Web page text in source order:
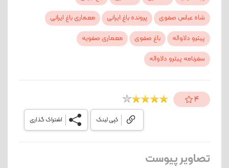
شاه عباس صفوی
پرونده باغ ایرانی
معماری باغ ایرانی
پیترو دلاواله
باغ صفوی
معماری صفویه
سفرنامه پیترو دلاواله
4
اشتراک گذاری کپی لینک
تصاویر پیوست